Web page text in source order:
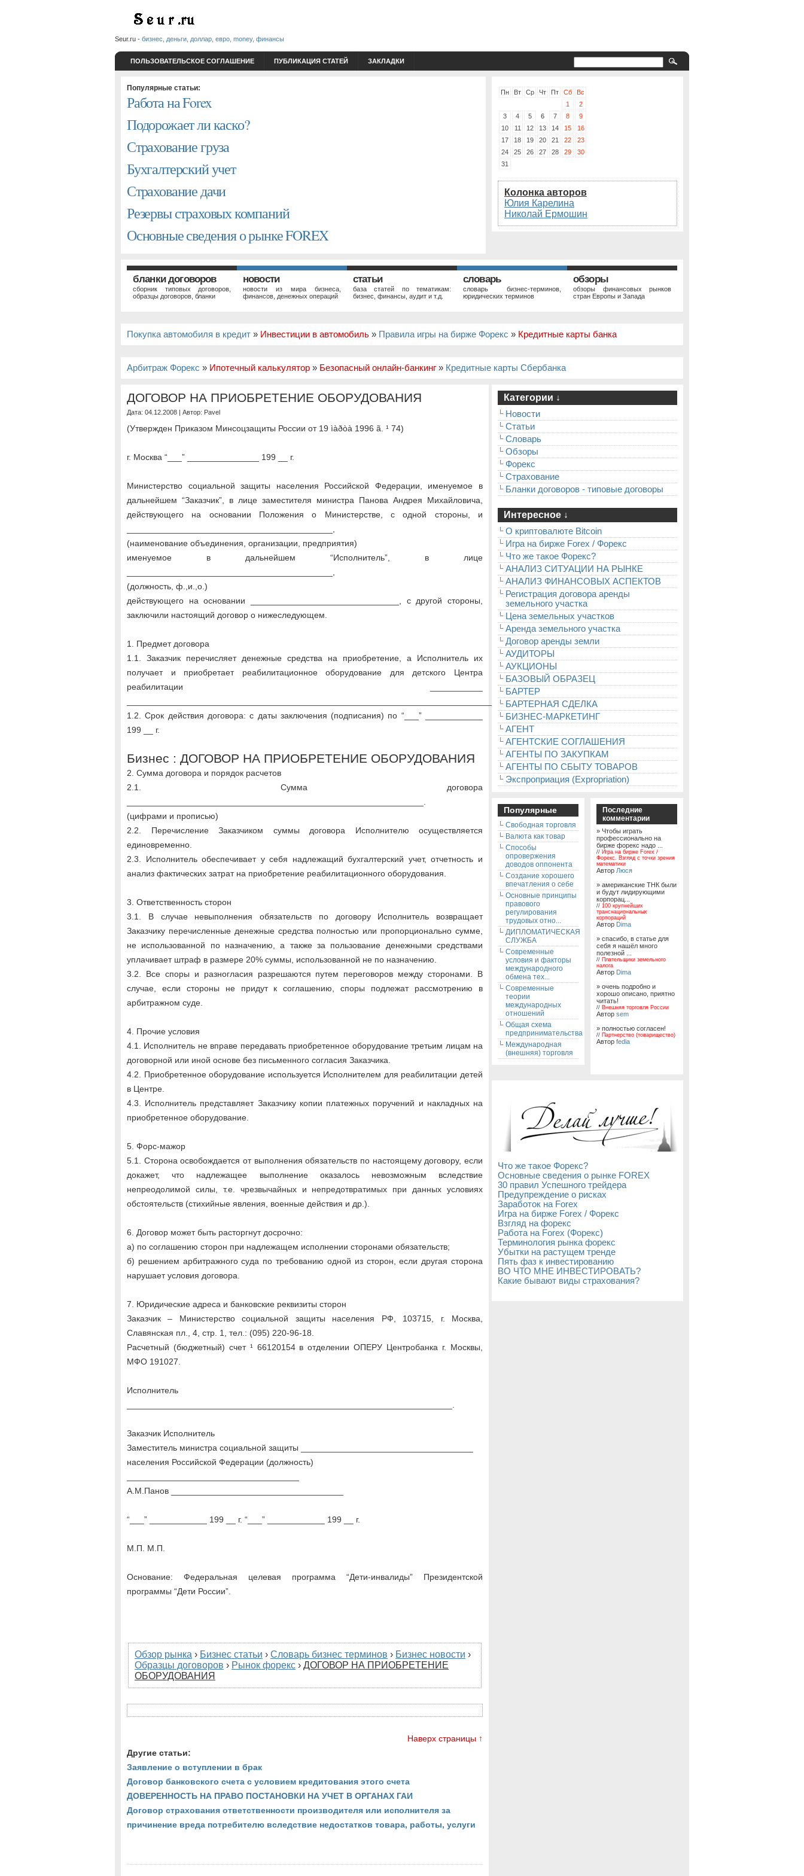
Seur.ru - бизнес, деньги, доллар, евро, money, финансы
ПОЛЬЗОВАТЕЛЬСКОЕ СОГЛАШЕНИЕ ПУБЛИКАЦИЯ СТАТЕЙ ЗАКЛАДКИ
Популярные статьи:
Работа на Forex
Подорожает ли каско?
Страхование груза
Бухгалтерский учет
Страхование дачи
Резервы страховых компаний
Основные сведения о рынке FOREX
Пн Вт Ср Чт Пт Сб
Вс
1
2
3
4 5 6 7 8
9
10
11 12 13 14 15
16
17
18 19 20 21 22
23
24
25 26 27 28 29
30
31
Колонка авторов
Юлия Карелина
Николай Ермошин
бланки договоров
сборник типовых договоров,
образцы договоров, бланки
новости
новости из мира бизнеса,
финансов, денежных операций
статьи
база статей по тематикам:
бизнес, финансы, аудит и т.д.
словарь
словарь бизнес-терминов,
юридических терминов
обзоры
обзоры финансовых рынков
стран Европы и Запада
Покупка автомобиля в кредит » Инвестиции в автомобиль » Правила игры на бирже Форекс » Кредитные карты банка
Арбитраж Форекс » Ипотечный калькулятор » Безопасный онлайн-банкинг » Кредитные карты Сбербанка
ДОГОВОР НА ПРИОБРЕТЕНИЕ ОБОРУДОВАНИЯ
Дата: 04.12.2008 | Автор: Pavel
(Утвержден Приказом Минсоцзащиты России от 19 ìàðòà 1996 ã. ¹ 74)
г. Москва “___” _______________ 199 __ г.
Министерство социальной защиты населения Российской Федерации, именуемое в
дальнейшем “Заказчик”, в лице заместителя министра Панова Андрея Михайловича,
действующего на основании Положения о Министерстве, с одной стороны, и
(наименование объединения, организации, предприятия)
именуемое в дальнейшем “Исполнитель”, в лице
(должность, ф.,и.,о.)
действующего на основании _______________________________, с другой стороны,
заключили настоящий договор о нижеследующем.
1. Предмет договора
1.1. Заказчик перечисляет денежные средства на приобретение, а Исполнитель их
получает и приобретает реабилитационное оборудование для детского Центра
реабилитации ___________
___________________________________________________________________________________.
1.2. Срок действия договора: с даты заключения (подписания) по “___” ____________
199 __ г.
Бизнес : ДОГОВОР НА ПРИОБРЕТЕНИЕ ОБОРУДОВАНИЯ
2. Сумма договора и порядок расчетов
2.1. Сумма договора
(цифрами и прописью)
2.2. Перечисление Заказчиком суммы договора Исполнителю осуществляется
единовременно.
2.3. Исполнитель обеспечивает у себя надлежащий бухгалтерский учет, отчетность и
анализ фактических затрат на приобретение реабилитационного оборудования.
3. Ответственность сторон
3.1. В случае невыполнения обязательств по договору Исполнитель возвращает
Заказчику перечисленные денежные средства полностью или пропорционально сумме,
не использованной по назначению, а также за пользование денежными средствами
уплачивает штраф в размере 20% суммы, использованной не по назначению.
3.2. Все споры и разногласия разрешаются путем переговоров между сторонами. В
случае, если стороны не придут к соглашению, споры подлежат рассмотрению в
арбитражном суде.
4. Прочие условия
4.1. Исполнитель не вправе передавать приобретенное оборудование третьим лицам на
договорной или иной основе без письменного согласия Заказчика.
4.2. Приобретенное оборудование используется Исполнителем для реабилитации детей
в Центре.
4.3. Исполнитель представляет Заказчику копии платежных поручений и накладных на
приобретенное оборудование.
5. Форс-мажор
5.1. Сторона освобождается от выполнения обязательств по настоящему договору, если
докажет, что надлежащее выполнение оказалось невозможным вследствие
непреодолимой силы, т.е. чрезвычайных и непредотвратимых при данных условиях
обстоятельств (стихийные явления, военные действия и др.).
6. Договор может быть расторгнут досрочно:
а) по соглашению сторон при надлежащем исполнении сторонами обязательств;
б) решением арбитражного суда по требованию одной из сторон, если другая сторона
нарушает условия договора.
7. Юридические адреса и банковские реквизиты сторон
Заказчик – Министерство социальной защиты населения РФ, 103715, г. Москва,
Славянская пл., 4, стр. 1, тел.: (095) 220-96-18.
Расчетный (бюджетный) счет ¹ 66120154 в отделении ОПЕРУ Центробанка г. Москвы,
МФО 191027.
Исполнитель
Заказчик Исполнитель
Заместитель министра социальной защиты ____________________________________
населения Российской Федерации (должность)
А.М.Панов ____________________________________
“___” ____________ 199 __ г. “___” ____________ 199 __ г.
М.П. М.П.
Основание: Федеральная целевая программа “Дети-инвалиды” Президентской
программы “Дети России”.
Обзор рынка › Бизнес статьи › Словарь бизнес терминов › Бизнес новости ›
Образцы договоров › Рынок форекс › ДОГОВОР НА ПРИОБРЕТЕНИЕ
ОБОРУДОВАНИЯ
Наверх страницы ↑
Другие статьи:
Заявление о вступлении в брак
Договор банковского счета с условием кредитования этого счета
ДОВЕРЕННОСТЬ НА ПРАВО ПОСТАНОВКИ НА УЧЕТ В ОРГАНАХ ГАИ
Договор страхования ответственности производителя или исполнителя за
причинение вреда потребителю вследствие недостатков товара, работы, услуги
Категории ↓
Новости
Статьи
Словарь
Обзоры
Форекс
Страхование
Бланки договоров - типовые договоры
Интересное ↓
О криптовалюте Bitcoin
Игра на бирже Forex / Форекс
Что же такое Форекс?
АНАЛИЗ СИТУАЦИИ НА РЫНКЕ
АНАЛИЗ ФИНАНСОВЫХ АСПЕКТОВ
Регистрация договора аренды
земельного участка
Цена земельных участков
Аренда земельного участка
Договор аренды земли
АУДИТОРЫ
АУКЦИОНЫ
БАЗОВЫЙ ОБРАЗЕЦ
БАРТЕР
БАРТЕРНАЯ СДЕЛКА
БИЗНЕС-МАРКЕТИНГ
АГЕНТ
АГЕНТСКИЕ СОГЛАШЕНИЯ
АГЕНТЫ ПО ЗАКУПКАМ
АГЕНТЫ ПО СБЫТУ ТОВАРОВ
Экспроприация (Expropriation)
Популярные
Свободная торговля
Валюта как товар
Способы
опровержения
доводов оппонента
Создание хорошего
впечатления о себе
Основные принципы
правового
регулирования
трудовых отно...
ДИПЛОМАТИЧЕСКАЯ
СЛУЖБА
Современные
условия и факторы
международного
обмена тех...
Современные
теории
международных
отношений
Общая схема
предпринимательства
Международная
(внешняя) торговля
Последние
комментарии
» Чтобы играть
профессионально на
бирже форекс надо ...
// Игра на бирже Forex /
Форекс. Взгляд с точки зрения
математики
Автор Люся
» американские ТНК были
и будут лидирующими
корпорац...
// 100 крупнейших
транснациональных
корпораций
Автор Dima
» спасибо, в статье для
себя я нашёл много
полезной ...
// Плательщики земельного
налога
Автор Dima
» очень подробно и
хорошо описано, приятно
читать!
// Внешняя торговля России
Автор sem
» полностью согласен!
// Партнерство (товарищество)
Автор fedia
Что же такое Форекс?
Основные сведения о рынке FOREX
30 правил Успешного трейдера
Предупреждение о рисках
Заработок на Forex
Игра на бирже Forex / Форекс
Взгляд на форекс
Работа на Forex (Форекс)
Терминология рынка форекс
Убытки на растущем тренде
Пять фаз к инвестированию
ВО ЧТО МНЕ ИНВЕСТИРОВАТЬ?
Какие бывают виды страхования?